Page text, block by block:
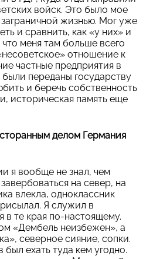
войск. Это было мое
жизнью. Мог уже
и сравнить, как «у них» и
что меня там больше всего
отношение к
частные предприятия в
переданы государству
и беречь собственность
историческая память еще
делом Германия
я вообще не знал, чем
на север, на
влекла, одноклассник
Я служил в
те края по-настоящему.
«Дембель неизбежен», а
северное сияние, сопки.
был ехать туда кем угодно.